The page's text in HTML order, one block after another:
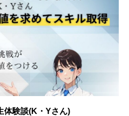
体験談(K・Yさん)